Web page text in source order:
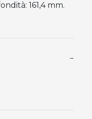
161,4 mm.
−